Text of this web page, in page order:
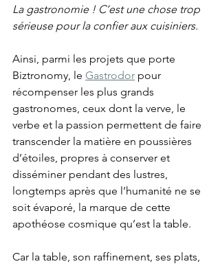
La gastronomie ! C’est une chose trop
sérieuse pour la confier aux cuisiniers.
Ainsi, parmi les projets que porte
Biztronomy, le Gastrodor pour
récompenser les plus grands
gastronomes, ceux dont la verve, le
verbe et la passion permettent de faire
transcender la matière en poussières
d’étoiles, propres à conserver et
disséminer pendant des lustres,
longtemps après que l’humanité ne se
soit évaporé, la marque de cette
apothéose cosmique qu’est la table.
Car la table, son raffinement, ses plats,